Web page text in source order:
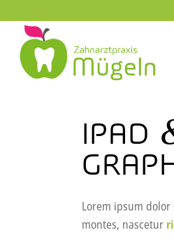
IPAD
Lorem ipsum
montes, nascetur